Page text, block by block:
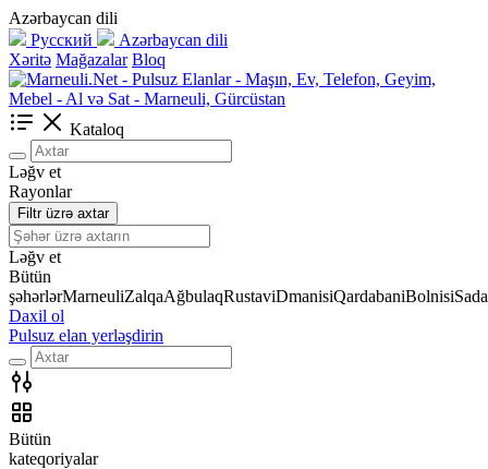
Azərbaycan dili
Русский
Azərbaycan dili
Xəritə Mağazalar Bloq
Kataloq
Ləğv et
Rayonlar
Filtr üzrə axtar
Ləğv et
Bütün
şəhərlərMarneuliZalqaAğbulaqRustaviDmanisiQardabaniBolnisi
Daxil ol
Pulsuz elan yerləşdirin
Bütün
kateqoriyalar